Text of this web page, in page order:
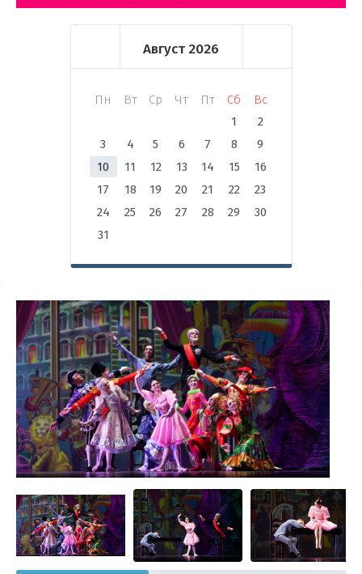
Август 2026
Пн Вт Ср Чт Пт Сб
Вс
1
2
3
4 5 6 7 8
9
10
11 12 13 14 15
16
17
18 19 20 21 22
23
24
25 26 27 28 29
30
31